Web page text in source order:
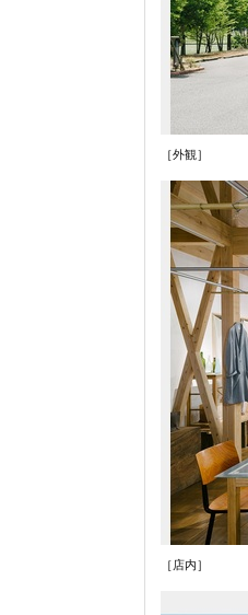
［外観］
［店内］